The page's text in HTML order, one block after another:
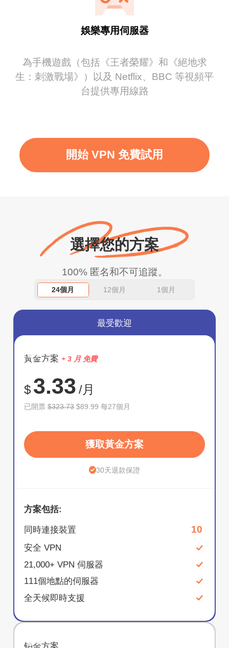
娛樂專用伺服器
為手機遊戲（包括《王者榮耀》和《絕地求
生：刺激戰場》）以及 Netflix、BBC 等視頻平
台提供專用線路
開始 VPN 免費試用
選擇您的方案
100% 匿名和不可追蹤。
24個月 12個月 1個月
節省
72%
最受歡迎
黃金方案 + 3 月 免費
$ 3.33 /月
已開票$323.73 $89.99 每27個月
獲取黃金方案
30天退款保證
方案包括:
同時連接裝置 10
安全 VPN
21,000+ VPN 伺服器
111個地點的伺服器
全天候即時支援
節省
铂金方案